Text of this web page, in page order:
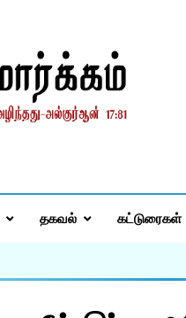
தகவல் கட்டுரைகள்